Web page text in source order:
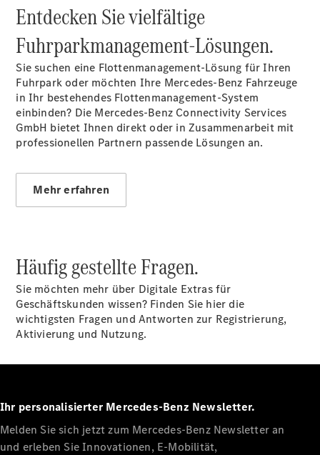
Alle Coupés
CLE Coupé
Mercedes-
AMG GT
Mercedes-
AMG GT
Probefahrt
Mercedes-
Benz Store
Cabriolets & Roadster
Entdecken Sie vielfältige
Fuhrparkmanagement-Lösungen.
Sie suchen eine Flottenmanagement-Lösung für Ihren
Fuhrpark oder möchten Ihre Mercedes-Benz Fahrzeuge
in Ihr bestehendes Flottenmanagement-System
einbinden? Die Mercedes-Benz Connectivity Services
GmbH bietet Ihnen direkt oder in Zusammenarbeit mit
professionellen Partnern passende Lösungen an.
Mehr erfahren
Häufig gestellte Fragen.
Sie möchten mehr über Digitale Extras für
Geschäftskunden wissen? Finden Sie hier die
wichtigsten Fragen und Antworten zur Registrierung,
Aktivierung und Nutzung.
Ihr personalisierter Mercedes-Benz Newsletter.
Melden Sie sich jetzt zum Mercedes-Benz Newsletter an
und erleben Sie Innovationen, E-Mobilität,